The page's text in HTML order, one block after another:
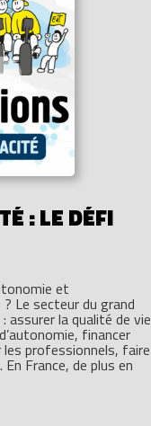
: LE DÉFI
et
Le secteur du grand
la qualité de vie
financer
les professionnels, faire
France, de plus en